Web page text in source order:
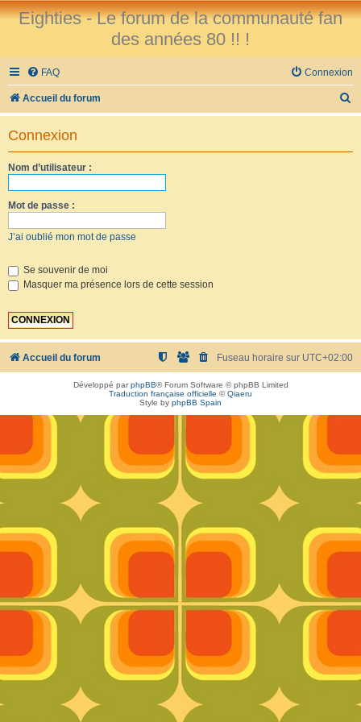
Eighties - Le forum de la communauté fan
des années 80 !! !
FAQ Connexion
Accueil du forum
e
Connexion
Nom d’utilisateur :
Mot de passe :
J’ai oublié mon mot de passe
Se souvenir de moi
Masquer ma présence lors de cette session
Accueil du forum Fuseau horaire sur UTC+02:00
Développé parphpBB® Forum Software © phpBB Limited
Traduction française officielle ©Qiaeru
Style by phpBB Spain